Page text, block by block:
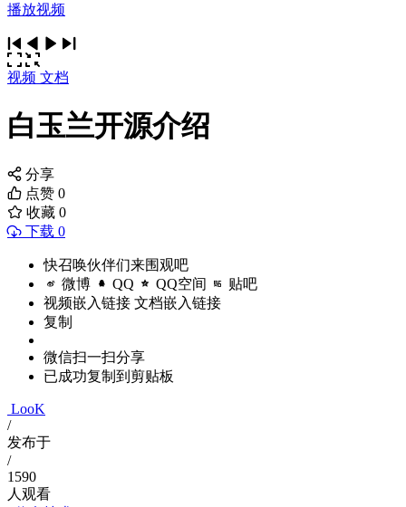
播放视频
视频 文档
白玉兰开源介绍
分享
点赞 0
收藏 0
下载 0
快召唤伙伴们来围观吧
微博 QQ QQ空间 贴吧
视频嵌入链接 文档嵌入链接
复制
微信扫一扫分享
已成功复制到剪贴板
LooK
/
发布于
/
1590
人观看